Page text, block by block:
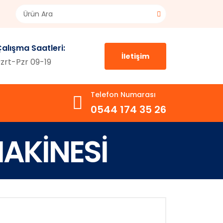
Saatleri:
Pzr 09-19
İletişim
Telefon Numarası
0544 174 35 26